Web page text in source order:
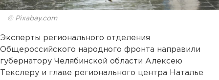
© Pixabay.com
Эксперты регионального отделения
Общероссийского народного фронта направили
губернатору Челябинской области Алексею
Текслеру и главе регионального центра Наталье